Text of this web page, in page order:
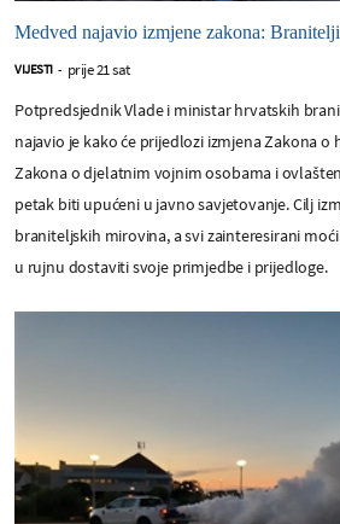
Medved najavio izmjene zakona:
VIJESTI - prije 21 sat
Potpredsjednik Vlade i ministar hrvatskih
najavio je kako će prijedlozi izmjena Zakona
Zakona o djelatnim vojnim osobama i
petak biti upućeni u javno savjetovanje. Cilj
braniteljskih mirovina, a svi zainteresirani
u rujnu dostaviti svoje primjedbe i prijedloge.